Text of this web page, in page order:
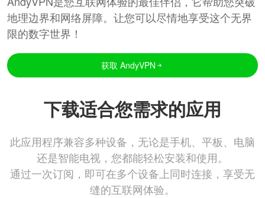
地理边界和网络屏障。让您可以尽情地享受这个无界
限的数字世界！
获取 AndyVPN
下载适合您需求的应用
此应用程序兼容多种设备，无论是手机、平板、电脑
还是智能电视，您都能轻松安装和使用。
通过一次订阅，即可在多个设备上同时连接，享受无
缝的互联网体验。